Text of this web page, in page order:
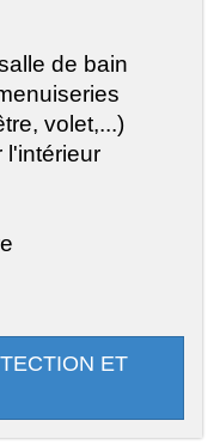
de bain
volet,...)
l'intérieur
ET